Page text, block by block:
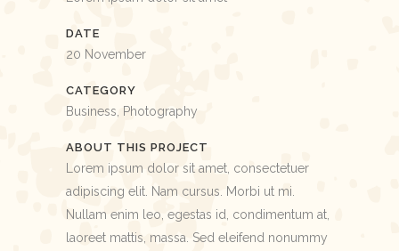
DATE
20 November
CATEGORY
Business, Photography
ABOUT THIS PROJECT
Lorem ipsum dolor sit amet, consectetuer
adipiscing elit. Nam cursus. Morbi ut mi.
Nullam enim leo, egestas id, condimentum at,
laoreet mattis, massa. Sed eleifend nonummy